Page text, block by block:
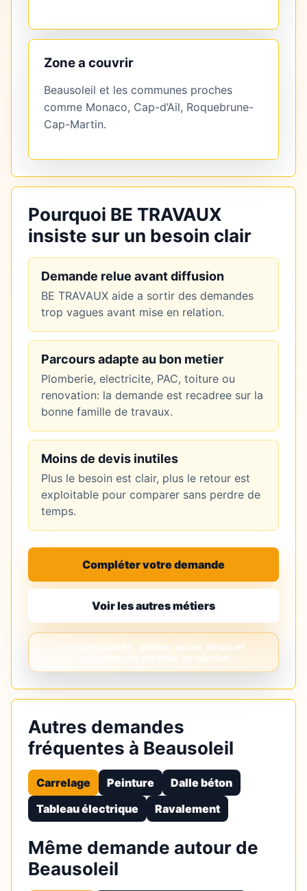
Zone a couvrir
Beausoleil et les communes proches
comme Monaco, Cap-d’Ail, Roquebrune-
Cap-Martin.
Pourquoi BE TRAVAUX
insiste sur un besoin clair
Demande relue avant diffusion
BE TRAVAUX aide a sortir des demandes
trop vagues avant mise en relation.
Parcours adapte au bon metier
Plomberie, electricite, PAC, toiture ou
renovation: la demande est recadree sur la
bonne famille de travaux.
Moins de devis inutiles
Plus le besoin est clair, plus le retour est
exploitable pour comparer sans perdre de
temps.
Compléter votre demande
Voir les autres métiers
Autres demandes
fréquentes à Beausoleil
Carrelage Peinture
Dalle béton
Tableau électrique
Ravalement
Même demande autour de
Beausoleil